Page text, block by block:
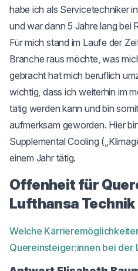
habe ich als Servicetechniker
und war dann 5 Jahre lang bei
Für mich stand im Laufe der
Branche raus möchte, was
gebracht hat mich beruflich
wichtig, dass ich weiterhin im
tätig werden kann und bin
aufmerksam geworden. Hier
Supplemental Cooling
einem Jahr tätig.
Offenheit für
Lufthansa Technik
Welche
Quereinsteiger:innen bei der